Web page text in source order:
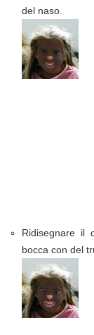
del naso.
Ridisegnare il
bocca con del